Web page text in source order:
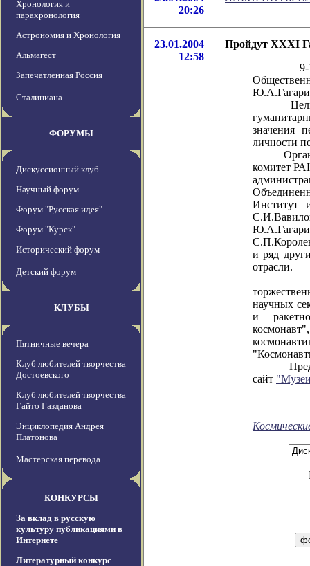
Хронология и
парахронология
Астрономия и Хронология
Альмагест
Запечатленная Россия
Сталиниана
ФОРУМЫ
Дискуссионный клуб
Научный форум
Форум "Русская идея"
Форум "Курск"
Исторический форум
Детский форум
КЛУБЫ
Пятничные вечера
Клуб любителей творчества
Достоевского
Клуб любителей творчества
Гайто Газданова
Энциклопедия Андрея
Платонова
Мастерская перевода
КОНКУРСЫ
За вклад в русскую
культуру публикациями в
Интернете
Литературный конкурс
20:26
23.01.2004
12:58
Пройдут XXXI
9-12
Цель
значения
личности
комитет
Институт
и ряд
отрасли.
научных
и
сайт